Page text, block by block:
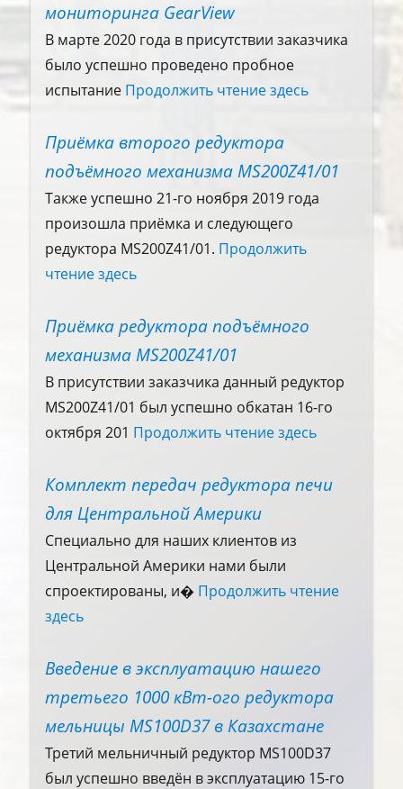
мониторинга GearView
В марте 2020 года в присутствии заказчика
было успешно проведено пробное
испытание Продолжить чтение здесь
Приёмка второго редуктора
подъёмного механизма MS200Z41/01
Также успешно 21-го ноября 2019 года
произошла приёмка и следующего
редуктора MS200Z41/01. Продолжить
чтение здесь
Приёмка редуктора подъёмного
механизма MS200Z41/01
В присутствии заказчика данный редуктор
MS200Z41/01 был успешно обкатан 16-го
октября 201 Продолжить чтение здесь
Комплект передач редуктора печи
для Центральной Америки
Специально для наших клиентов из
Центральной Америки нами были
спроектированы, и� Продолжить чтение
здесь
Введение в эксплуатацию нашего
третьего 1000 кВт-ого редуктора
мельницы MS100D37 в Казахстане
Третий мельничный редуктор MS100D37
был успешно введён в эксплуатацию 15-го